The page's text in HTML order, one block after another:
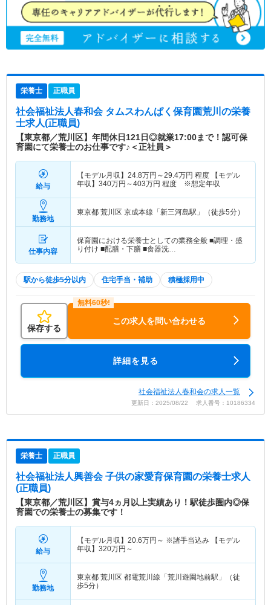
栄養士 正職員
社会福祉法人春和会 タムスわんぱく保育園荒川 の栄養
士求人(正職員)
【東京都／荒川区】年間休日121日◎就業17:00まで！認可保
育園にて栄養士のお仕事です♪＜正社員＞
給与
【モデル月収】 24.8万円～29.4万円 程度 【モデル
年収】 340万円～403万円 程度 ※想定年収
勤務地
東京都 荒川区 京成本線「新三河島駅」（徒歩5分）
仕事内容
保育園における栄養士としての業務全般 ■調理・盛
り付け ■配膳・下膳 ■食器洗…
駅から徒歩5分以内 住宅手当・補助 積極採用中
保存する
この求人を問い合わせる
詳細を見る
社会福祉法人春和会の求人一覧
更新日：2025/08/22 求人番号：10186334
栄養士 正職員
社会福祉法人興善会 子供の家愛育保育園の栄養士求人
(正職員)
【東京都／荒川区】賞与4ヵ月以上実績あり！駅徒歩圏内◎保
育園での栄養士の募集です！
給与
【モデル月収】 20.6万円～ ※諸手当込み 【モデル
年収】 320万円～
勤務地
東京都 荒川区 都電荒川線「荒川遊園地前駅」（徒
歩5分）